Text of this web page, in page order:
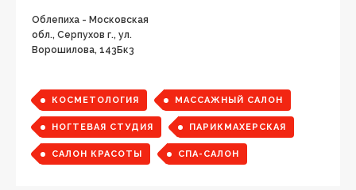
Облепиха - Московская
обл., Серпухов г., ул.
Ворошилова, 143Бк3
КОСМЕТОЛОГИЯ МАССАЖНЫЙ САЛОН
НОГТЕВАЯ СТУДИЯ ПАРИКМАХЕРСКАЯ
САЛОН КРАСОТЫ СПА-САЛОН